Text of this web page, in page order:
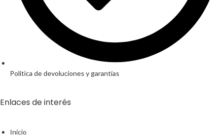
Política de devoluciones y garantías
Enlaces de interés
Inicio